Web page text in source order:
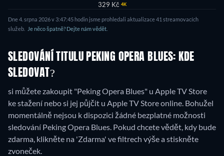
329 Kč 4K
Dne 4. srpna 2026 v 3:47:45 hodin jsme prohledali aktualizace 41 streamovacích
služeb.
Je něco špatně? Dejte nám vědět.
SLEDOVÁNÍ TITULU PEKING OPERA BLUES: KDE
SLEDOVAT?
si můžete zakoupit "Peking Opera Blues" u Apple TV Store
ke stažení nebo si jej půjčit u Apple TV Store online. Bohužel
momentálně nejsou k dispozici žádné bezplatné možnosti
sledování Peking Opera Blues. Pokud chcete vědět, kdy bude
zdarma, klikněte na 'Zdarma' ve filtrech výše a stiskněte
zvoneček.